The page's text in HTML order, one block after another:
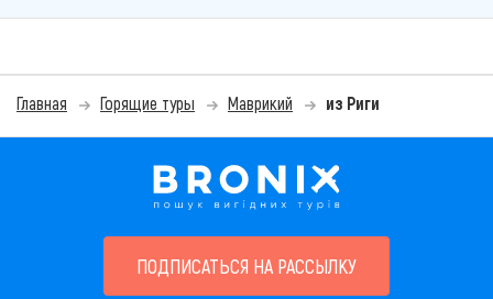
Главная Горящие туры Маврикий из Риги
ПОДПИСАТЬСЯ НА РАССЫЛКУ